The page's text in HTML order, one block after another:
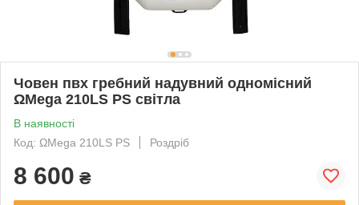
Човен пвх гребний надувний одномісний
ΩMega 210LS PS світла
В наявності
Код: ΩMega 210LS PS
Роздріб
8 600 ₴